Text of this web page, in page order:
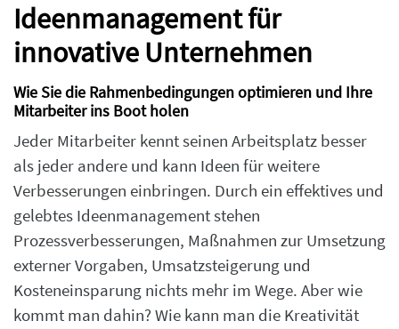
Ideenmanagement für
innovative Unternehmen
Wie Sie die Rahmenbedingungen optimieren und Ihre
Mitarbeiter ins Boot holen
Jeder Mitarbeiter kennt seinen Arbeitsplatz besser
als jeder andere und kann Ideen für weitere
Verbesserungen einbringen. Durch ein effektives und
gelebtes Ideenmanagement stehen
Prozessverbesserungen, Maßnahmen zur Umsetzung
externer Vorgaben, Umsatzsteigerung und
Kosteneinsparung nichts mehr im Wege. Aber wie
kommt man dahin? Wie kann man die Kreativität